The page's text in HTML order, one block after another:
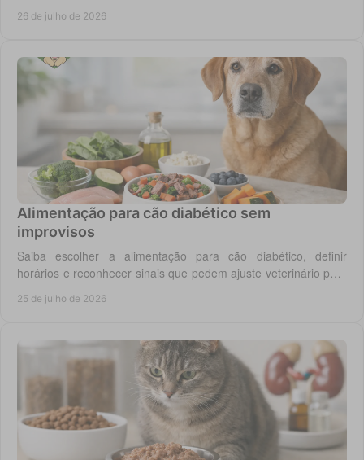
26 de julho de 2026
Alimentação para cão diabético sem
improvisos
Saiba escolher a alimentação para cão diabético, definir
horários e reconhecer sinais que pedem ajuste veterinário para
25 de julho de 2026